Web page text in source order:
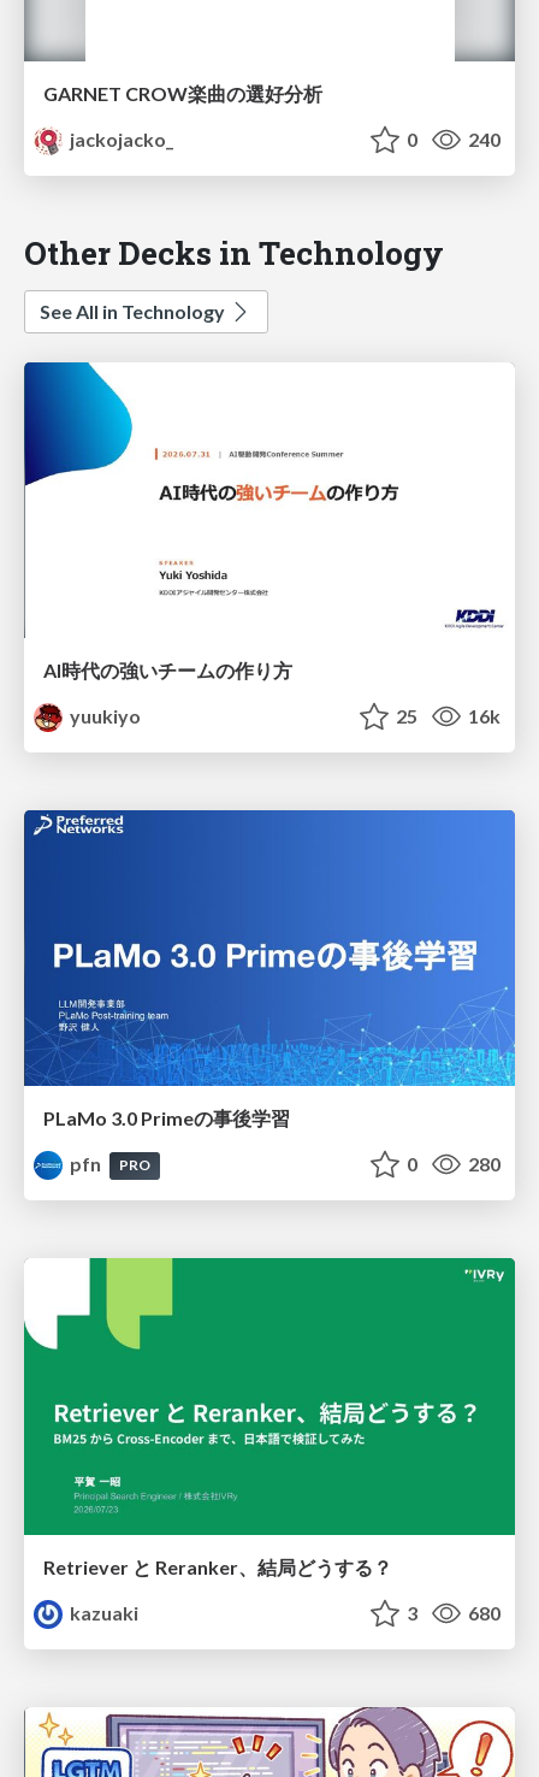
GARNET CROW楽曲の選好分析
jackojacko_
0 240
Other Decks in Technology
See All in Technology
AI時代の強いチームの作り方
yuukiyo
25 16k
PLaMo 3.0 Primeの事後学習
pfn
PRO 0 280
Retriever と Reranker、結局どうする？
kazuaki
3 680